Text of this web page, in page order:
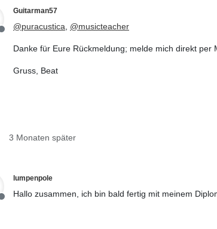
Offline
Guitarman57
@puracustica @musicteacher
Danke für Eure Rückmeldung; melde mich direkt per
Gruss, Beat
3 Monaten später
Offline
lumpenpole
Hallo zusammen, ich bin bald fertig mit meinem